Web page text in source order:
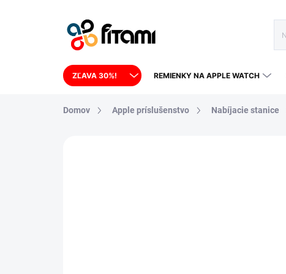
ZĽAVA 30%! REMIENKY NA APPLE WATCH
Domov Apple príslušenstvo Nabíjacie stanice